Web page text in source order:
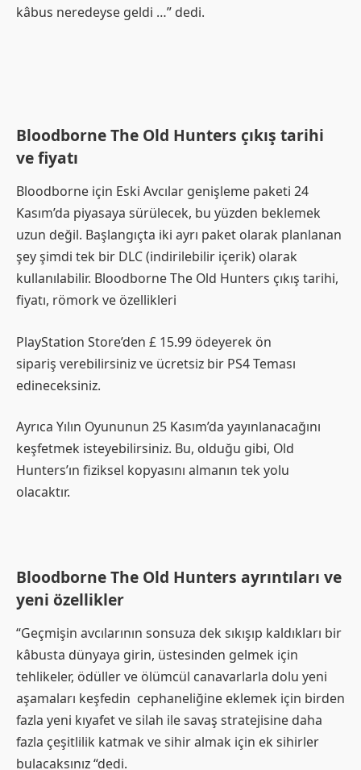
kâbus neredeyse geldi …” dedi.
Bloodborne The Old Hunters çıkış tarihi
ve fiyatı
Bloodborne için Eski Avcılar genişleme paketi 24
Kasım’da piyasaya sürülecek, bu yüzden beklemek
uzun değil. Başlangıçta iki ayrı paket olarak planlanan
şey şimdi tek bir DLC (indirilebilir içerik) olarak
kullanılabilir. Bloodborne The Old Hunters çıkış tarihi,
fiyatı, römork ve özellikleri
PlayStation Store’den £ 15.99 ödeyerek ön
sipariş verebilirsiniz ve ücretsiz bir PS4 Teması
edineceksiniz.
Ayrıca Yılın Oyununun 25 Kasım’da yayınlanacağını
keşfetmek isteyebilirsiniz. Bu, olduğu gibi, Old
Hunters’ın fiziksel kopyasını almanın tek yolu
olacaktır.
Bloodborne The Old Hunters ayrıntıları ve
yeni özellikler
“Geçmişin avcılarının sonsuza dek sıkışıp kaldıkları bir
kâbusta dünyaya girin, üstesinden gelmek için
tehlikeler, ödüller ve ölümcül canavarlarla dolu yeni
aşamaları keşfedin cephaneliğine eklemek için birden
fazla yeni kıyafet ve silah ile savaş stratejisine daha
fazla çeşitlilik katmak ve sihir almak için ek sihirler
bulacaksınız “dedi.